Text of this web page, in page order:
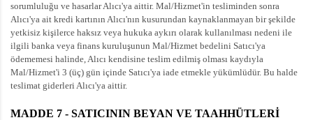
sorumluluğu ve hasarlar Alıcı'ya aittir. Mal/Hizmet'in tesliminden sonra
Alıcı'ya ait kredi kartının Alıcı'nın kusurundan kaynaklanmayan bir şekilde
yetkisiz kişilerce haksız veya hukuka aykırı olarak kullanılması nedeni ile
ilgili banka veya finans kuruluşunun Mal/Hizmet bedelini Satıcı'ya
ödememesi halinde, Alıcı kendisine teslim edilmiş olması kaydıyla
Mal/Hizmet'i 3 (üç) gün içinde Satıcı'ya iade etmekle yükümlüdür. Bu halde
teslimat giderleri Alıcı'ya aittir.
MADDE 7 - SATICININ BEYAN VE TAAHHÜTLERİ